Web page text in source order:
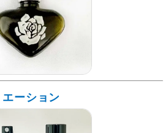
エーション